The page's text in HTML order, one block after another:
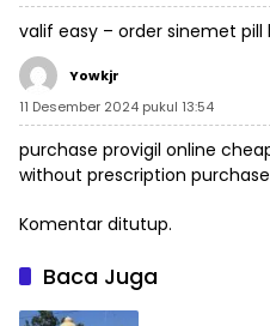
valif easy – order sinemet pill
Yowkjr
11 Desember 2024 pukul 13:54
purchase provigil online
without prescription
Komentar ditutup.
Baca Juga